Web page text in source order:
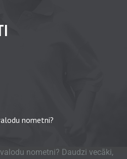
nometni?
nometni? Daudzi vecāki,